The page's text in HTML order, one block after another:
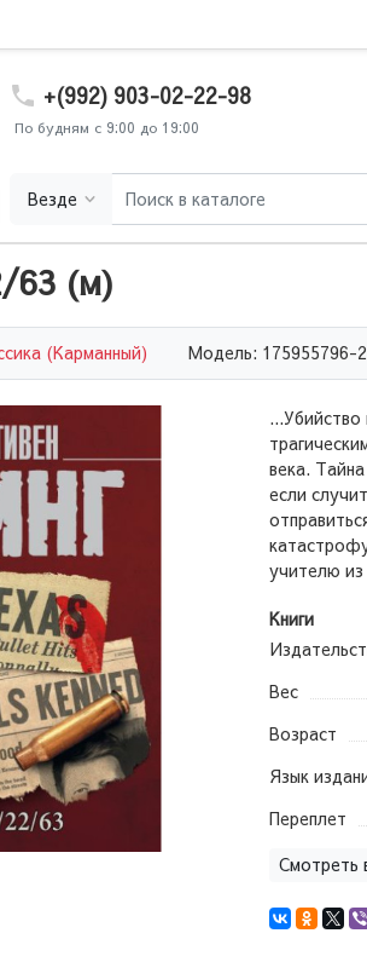
+(992) 903-02-22-98
По будням с 9:00 до 19:00
Везде
63 (м)
(Карманный) Модель: 175955796-2
века.
если
учителю
Книги
Вес
Возраст
Язык
Переплет
Смотреть